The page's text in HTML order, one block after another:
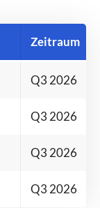
Zeitraum
Q3 2026
Q3 2026
Q3 2026
Q3 2026